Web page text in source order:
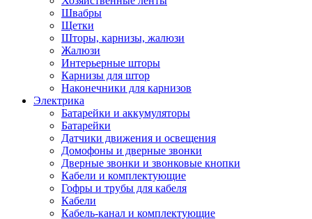
Швабры
Щетки
Шторы, карнизы, жалюзи
Жалюзи
Интерьерные шторы
Карнизы для штор
Наконечники для карнизов
Электрика
Батарейки и аккумуляторы
Батарейки
Датчики движения и освещения
Домофоны и дверные звонки
Дверные звонки и звонковые кнопки
Кабели и комплектующие
Гофры и трубы для кабеля
Кабели
Кабель-канал и комплектующие